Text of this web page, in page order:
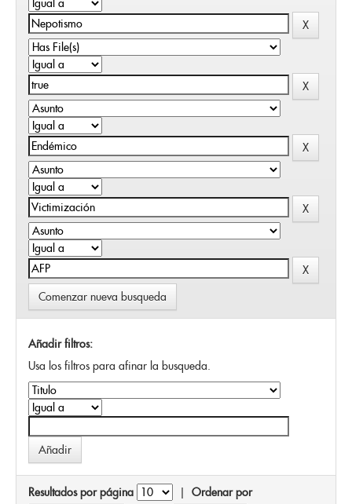
Comenzar nueva busqueda
Añadir filtros:
Usa los filtros para afinar la busqueda.
Resultados por página | Ordenar por